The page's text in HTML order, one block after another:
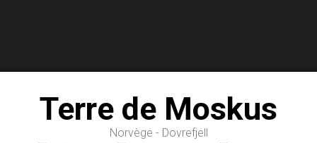
Terre de Moskus
Norvège - Dovrefjell